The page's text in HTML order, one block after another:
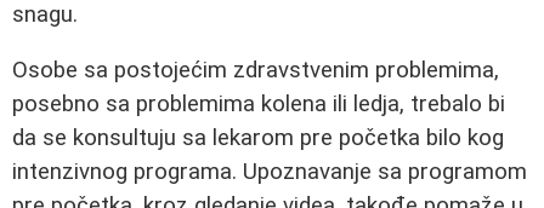
snagu.
Osobe sa postojećim zdravstvenim problemima,
posebno sa problemima kolena ili ledja, trebalo bi
da se konsultuju sa lekarom pre početka bilo kog
intenzivnog programa. Upoznavanje sa programom